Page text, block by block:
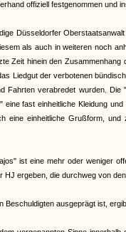
offiziell festgenommen und
Düsseldorfer
als auch in weiteren noch
Zeit hinein den
Liedgut der verbotenen
Fahrten verabredet wurden.
fast einheitliche Kleidung
eine einheitliche Grußform,
ist eine mehr oder weniger
ergeben, die durchweg von
Beschuldigten ausgeprägt ist,